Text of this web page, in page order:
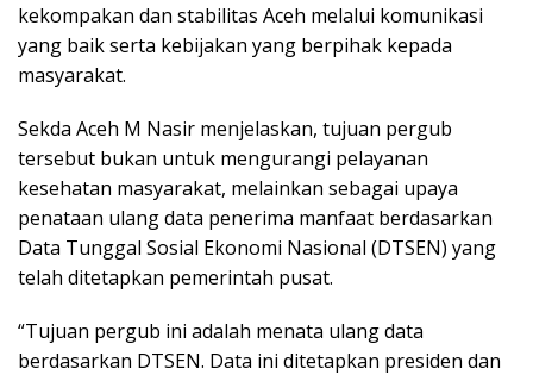
kekompakan dan stabilitas Aceh melalui komunikasi
yang baik serta kebijakan yang berpihak kepada
masyarakat.
Sekda Aceh M Nasir menjelaskan, tujuan pergub
tersebut bukan untuk mengurangi pelayanan
kesehatan masyarakat, melainkan sebagai upaya
penataan ulang data penerima manfaat berdasarkan
Data Tunggal Sosial Ekonomi Nasional (DTSEN) yang
telah ditetapkan pemerintah pusat.
“Tujuan pergub ini adalah menata ulang data
berdasarkan DTSEN. Data ini ditetapkan presiden dan